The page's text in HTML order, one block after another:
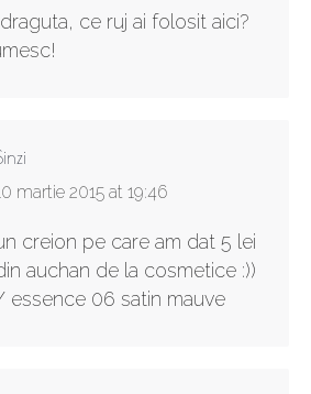
ce ruj ai folosit aici?
martie 2015 at 19:46
creion pe care am dat 5 lei
auchan de la cosmetice :))
essence 06 satin mauve